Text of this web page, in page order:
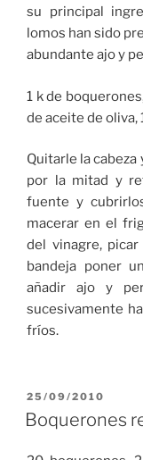
su principal
lomos han sido
abundante ajo y
1 k de
de aceite de oliva,
Quitarle la
por la mitad y
fuente y
macerar en el
del vinagre,
bandeja poner
añadir ajo y
sucesivamente
fríos.
PUBLICADO
EL
25/09/2010
Boquerones